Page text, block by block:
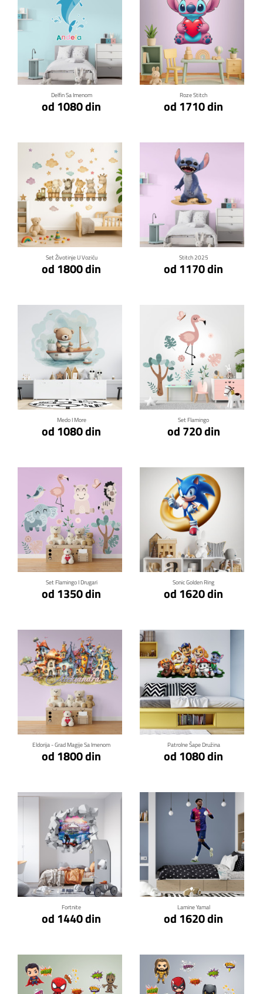
Delfin Sa Imenom
od 1080 din
Klikni za detalje
Roze Stitch
od 1710 din
Klikni za detalje
Set Životinje U Voziću
od 1800 din
Klikni za detalje
Stitch 2025
od 1170 din
Klikni za detalje
Medo I More
od 1080 din
Klikni za detalje
Set Flamingo
od 720 din
Klikni za detalje
Set Flamingo I Drugari
od 1350 din
Klikni za detalje
Sonic Golden Ring
od 1620 din
Klikni za detalje
Eldorija - Grad Magije Sa Imenom
od 1800 din
Klikni za detalje
Patrolne Šape Družina
od 1080 din
Klikni za detalje
Fortnite
od 1440 din
Klikni za detalje
Lamine Yamal
od 1620 din
Klikni za detalje